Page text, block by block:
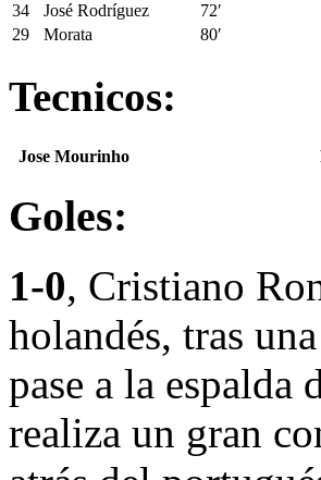
34
José Rodríguez 72′
29
Morata 80′
Tecnicos:
Jose Mourinho
Goles:
1-0, Cristiano
holandés, tras
pase a la espalda
realiza un gran